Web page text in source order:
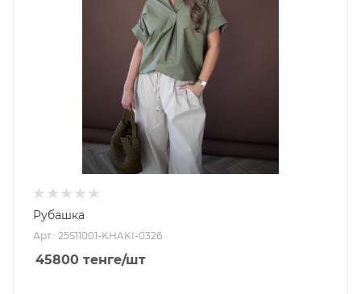
Рубашка
Арт.: 25S11001-KHAKI-0326
45800 тенге/шт